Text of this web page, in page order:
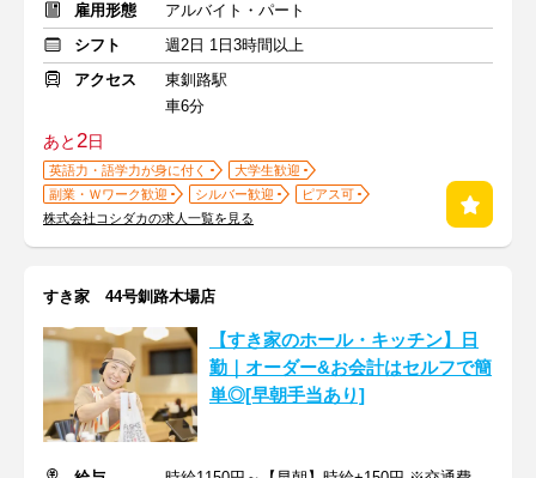
雇用形態
アルバイト・パート
シフト
週2日 1日3時間以上
アクセス
東釧路駅
車6分
あと2日
英語力・語学力が身に付く
大学生歓迎
副業・Ｗワーク歓迎
シルバー歓迎
ピアス可
株式会社コシダカの求人一覧を見る
すき家 44号釧路木場店
【すき家のホール・キッチン】日
勤｜オーダー&お会計はセルフで簡
単◎[早朝手当あり]